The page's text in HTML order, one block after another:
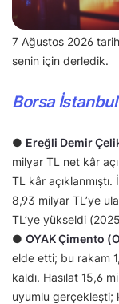
7 Ağustos 2026
senin için derledik.
Borsa
● Ereğli Demir
milyar TL net kâr
TL kâr açıklanmıştı.
8,93 milyar TL’ye
TL’ye yükseldi
● OYAK Çimento
elde etti; bu rakam
kaldı. Hasılat 15,6
uyumlu gerçekleşti;